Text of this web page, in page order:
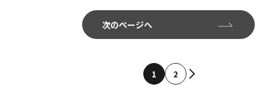
次のページへ
1 2